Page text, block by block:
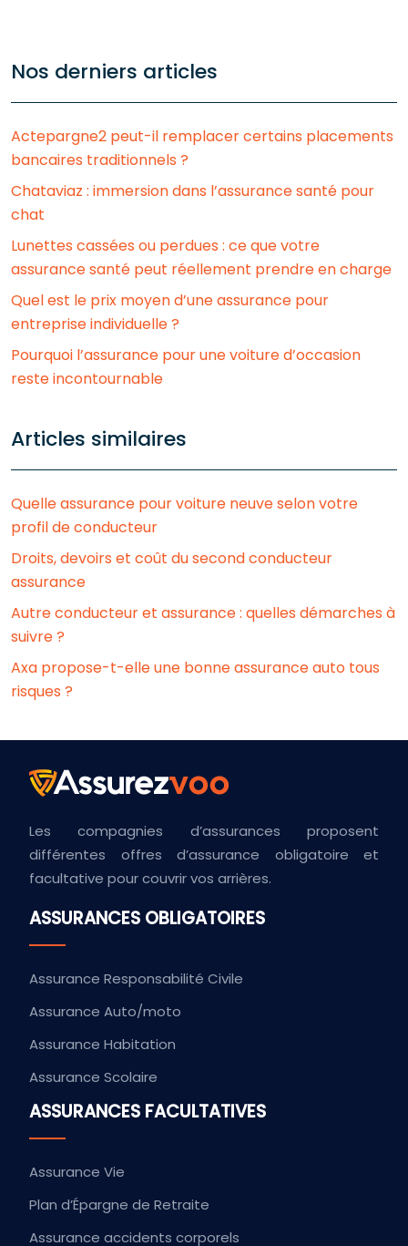
Nos derniers articles
Actepargne2 peut-il remplacer certains placements
bancaires traditionnels ?
Chataviaz : immersion dans l’assurance santé pour
chat
Lunettes cassées ou perdues : ce que votre
assurance santé peut réellement prendre en charge
Quel est le prix moyen d’une assurance pour
entreprise individuelle ?
Pourquoi l’assurance pour une voiture d’occasion
reste incontournable
Articles similaires
Quelle assurance pour voiture neuve selon votre
profil de conducteur
Droits, devoirs et coût du second conducteur
assurance
Autre conducteur et assurance : quelles démarches à
suivre ?
Axa propose-t-elle une bonne assurance auto tous
risques ?
Les compagnies d’assurances proposent
différentes offres d’assurance obligatoire et
facultative pour couvrir vos arrières.
ASSURANCES OBLIGATOIRES
Assurance Responsabilité Civile
Assurance Auto/moto
Assurance Habitation
Assurance Scolaire
ASSURANCES FACULTATIVES
Assurance Vie
Plan d’Épargne de Retraite
Assurance accidents corporels